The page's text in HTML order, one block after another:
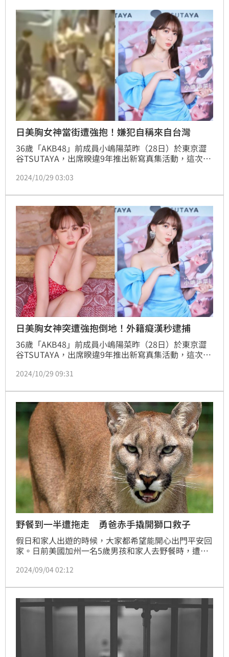
日美胸女神當街遭強抱！嫌犯自稱來自台灣
36歲「AKB48」前成員小嶋陽菜昨（28日）於東京澀
谷TSUTAYA，出席睽違9年推出新寫真集活動，這次是
摟抱導致她倒地不起，工作人員撥打110報案，該男因
嫌犯「自稱來自台灣」。
2024/10/29 03:03
日美胸女神突遭強抱倒地！外籍癡漢秒逮捕
36歲「AKB48」前成員小嶋陽菜昨（28日）於東京澀
谷TSUTAYA，出席睽違9年推出新寫真集活動，這次是
摟抱導致她倒地不起，工作人員撥打110報案，該男因
2024/10/29 09:31
野餐到一半遭拖走 勇爸赤手撬開獅口救子
假日和家人出遊的時候，大家都希望能開心出門平安回
家。日前美國加州一名5歲男孩和家人去野餐時，遭到
的口中救出兒子。
2024/09/04 02:12